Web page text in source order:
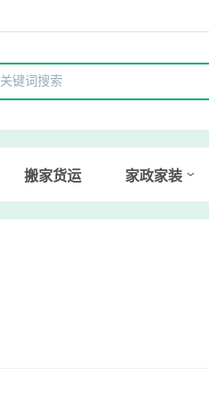
搬家货运 家政家装